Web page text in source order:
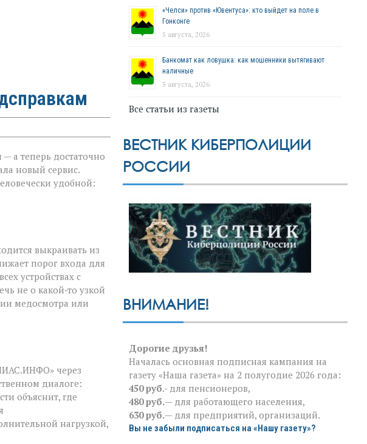
а теперь достаточно
новый сервис.
удобной:
выкраивать из
порог входа для
устройствах с
не о какой‑то узкой
медосмотра или
через
диалоге:
объяснит, где
нагрузкой,
«Челси» против «Ювентуса»: кто выйдет на поле в
Гонконге
5 августа, 2026
Банкомат как ловушка: как мошенники вытягивают
наличные
5 августа, 2026
Все статьи из газеты
ВЕСТНИК КИБЕРПОЛИЦИИ
РОССИИ
ВНИМАНИЕ!
Дорогие друзья!
Началась основная подписная кампания на
газету «Наша газета» на 2 полугодие 2026 года:
450 руб.- для пенсионеров,
480 руб.— для работающего населения,
630 руб.— для предприятий, организаций.
Вы не забыли подписаться на «Нашу газету»?